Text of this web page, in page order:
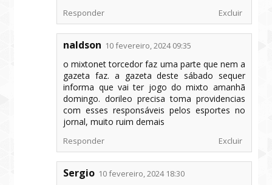
Responder Excluir
naldson 10 fevereiro, 2024 09:35
o mixtonet torcedor faz uma parte que nem a
gazeta faz. a gazeta deste sábado sequer
informa que vai ter jogo do mixto amanhã
domingo. dorileo precisa toma providencias
com esses responsáveis pelos esportes no
jornal, muito ruim demais
Responder Excluir
Sergio 10 fevereiro, 2024 18:30